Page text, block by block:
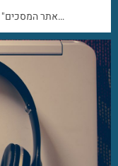
"אתר המסכים" משרת קהילה צרכנית הצורכת שירותי תיקונים…